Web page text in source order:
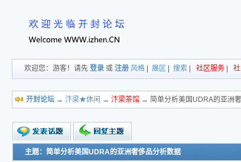
欢迎您：游客！请先登录 或注册 风格 |展区 |搜索 社区服务
开封论坛 →汴梁★休闲 →汴梁茶馆 → 简单分析美国UDRA的亚洲
新的主题
主题：简单分析美国UDRA的亚洲奢侈品分析数据